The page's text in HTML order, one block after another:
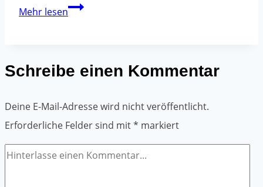
Mehr lesenVerpacken
Versand
Schreibe einen Kommentar
Deine E-Mail-Adresse wird nicht veröffentlicht.
Erforderliche Felder sind mit* markiert